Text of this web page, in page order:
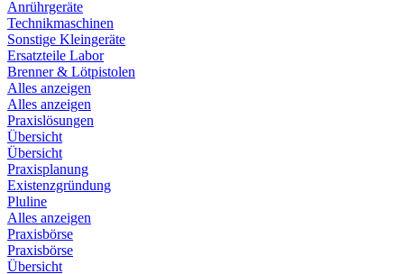
Anrührgeräte
Technikmaschinen
Sonstige Kleingeräte
Ersatzteile Labor
Brenner & Lötpistolen
Alles anzeigen
Alles anzeigen
Praxislösungen
Übersicht
Übersicht
Praxisplanung
Existenzgründung
Pluline
Alles anzeigen
Praxisbörse
Praxisbörse
Übersicht